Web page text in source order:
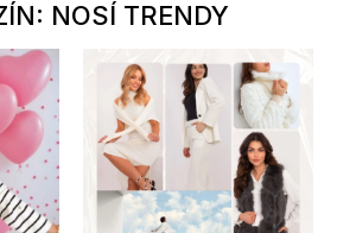
NOSÍ TRENDY